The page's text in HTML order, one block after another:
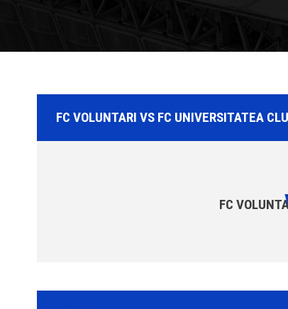
FC VOLUNTARI VS FC UNIVERSITATEA
FC